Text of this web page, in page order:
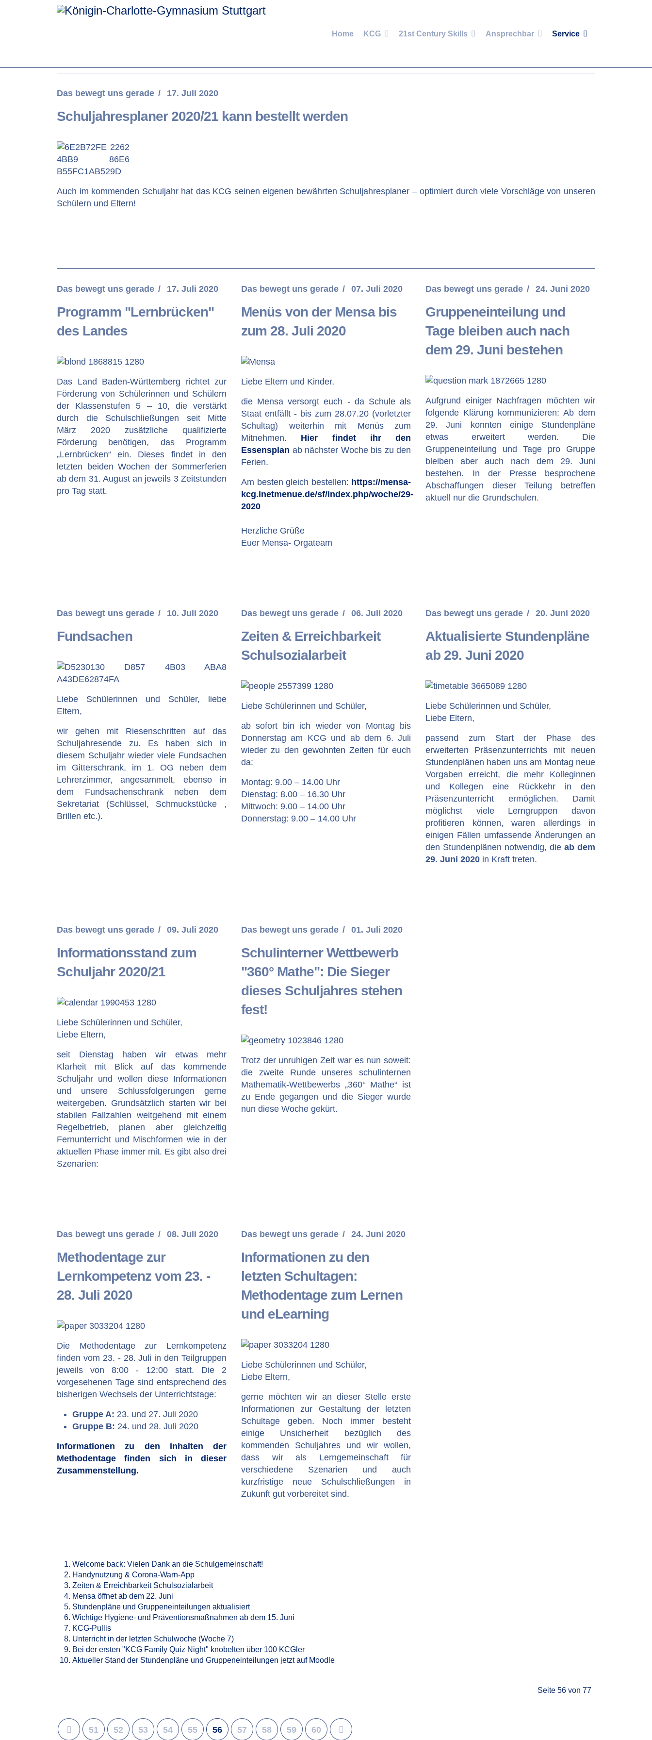
Home KCG 21st Century Skills Ansprechbar Service
Schuljahresplaner 2020/21 kann bestellt werden
Das bewegt uns gerade 17. Juli 2020
Auch im kommenden Schuljahr hat das KCG seinen eigenen bewährten Schuljahresplaner – optimiert durch viele Vorschläge von unseren
Schülern und Eltern!
Programm "Lernbrücken"
des Landes
Das bewegt uns gerade 17. Juli 2020
Das Land Baden-Württemberg richtet zur
Förderung von Schülerinnen und Schülern
der Klassenstufen 5 – 10, die verstärkt
durch die Schulschließungen seit Mitte
März 2020 zusätzliche qualifizierte
Förderung benötigen, das Programm
„Lernbrücken“ ein. Dieses findet in den
letzten beiden Wochen der Sommerferien
ab dem 31. August an jeweils 3 Zeitstunden
pro Tag statt.
Menüs von der Mensa bis
zum 28. Juli 2020
Das bewegt uns gerade 07. Juli 2020
Liebe Eltern und Kinder,
die Mensa versorgt euch - da Schule als
Staat entfällt - bis zum 28.07.20 (vorletzter
Schultag) weiterhin mit Menüs zum
Mitnehmen. Hier findet ihr den
Essensplan ab nächster Woche bis zu den
Ferien.
Am besten gleich bestellen: https://mensa-
kcg.inetmenue.de/sf/index.php/woche/29-
2020
Herzliche Grüße
Euer Mensa- Orgateam
Gruppeneinteilung und
Tage bleiben auch nach
dem 29. Juni bestehen
Das bewegt uns gerade 24. Juni 2020
Aufgrund einiger Nachfragen möchten wir
folgende Klärung kommunizieren: Ab dem
29. Juni konnten einige Stundenpläne
etwas erweitert werden. Die
Gruppeneinteilung und Tage pro Gruppe
bleiben aber auch nach dem 29. Juni
bestehen. In der Presse besprochene
Abschaffungen dieser Teilung betreffen
aktuell nur die Grundschulen.
Fundsachen
Das bewegt uns gerade 10. Juli 2020
Liebe Schülerinnen und Schüler, liebe
Eltern,
wir gehen mit Riesenschritten auf das
Schuljahresende zu. Es haben sich in
diesem Schuljahr wieder viele Fundsachen
im Gitterschrank, im 1. OG neben dem
Lehrerzimmer, angesammelt, ebenso in
dem Fundsachenschrank neben dem
Sekretariat (Schlüssel, Schmuckstücke ,
Brillen etc.).
Zeiten & Erreichbarkeit
Schulsozialarbeit
Das bewegt uns gerade 06. Juli 2020
Liebe Schülerinnen und Schüler,
ab sofort bin ich wieder von Montag bis
Donnerstag am KCG und ab dem 6. Juli
wieder zu den gewohnten Zeiten für euch
da:
Montag: 9.00 – 14.00 Uhr
Dienstag: 8.00 – 16.30 Uhr
Mittwoch: 9.00 – 14.00 Uhr
Donnerstag: 9.00 – 14.00 Uhr
Aktualisierte Stundenpläne
ab 29. Juni 2020
Das bewegt uns gerade 20. Juni 2020
Liebe Schülerinnen und Schüler,
Liebe Eltern,
passend zum Start der Phase des
erweiterten Präsenzunterrichts mit neuen
Stundenplänen haben uns am Montag neue
Vorgaben erreicht, die mehr Kolleginnen
und Kollegen eine Rückkehr in den
Präsenzunterricht ermöglichen. Damit
möglichst viele Lerngruppen davon
profitieren können, waren allerdings in
einigen Fällen umfassende Änderungen an
den Stundenplänen notwendig, die ab dem
29. Juni 2020 in Kraft treten.
Informationsstand zum
Schuljahr 2020/21
Das bewegt uns gerade 09. Juli 2020
Liebe Schülerinnen und Schüler,
Liebe Eltern,
seit Dienstag haben wir etwas mehr
Klarheit mit Blick auf das kommende
Schuljahr und wollen diese Informationen
und unsere Schlussfolgerungen gerne
weitergeben. Grundsätzlich starten wir bei
stabilen Fallzahlen weitgehend mit einem
Regelbetrieb, planen aber gleichzeitig
Fernunterricht und Mischformen wie in der
aktuellen Phase immer mit. Es gibt also drei
Szenarien:
Schulinterner Wettbewerb
"360° Mathe": Die Sieger
dieses Schuljahres stehen
fest!
Das bewegt uns gerade 01. Juli 2020
Trotz der unruhigen Zeit war es nun soweit:
die zweite Runde unseres schulinternen
Mathematik-Wettbewerbs „360° Mathe“ ist
zu Ende gegangen und die Sieger wurde
nun diese Woche gekürt.
Methodentage zur
Lernkompetenz vom 23. -
28. Juli 2020
Das bewegt uns gerade 08. Juli 2020
Die Methodentage zur Lernkompetenz
finden vom 23. - 28. Juli in den Teilgruppen
jeweils von 8:00 - 12:00 statt. Die 2
vorgesehenen Tage sind entsprechend des
bisherigen Wechsels der Unterrichtstage:
Gruppe A: 23. und 27. Juli 2020
Gruppe B: 24. und 28. Juli 2020
Informationen zu den Inhalten der
Methodentage finden sich in dieser
Zusammenstellung.
Informationen zu den
letzten Schultagen:
Methodentage zum Lernen
und eLearning
Das bewegt uns gerade 24. Juni 2020
Liebe Schülerinnen und Schüler,
Liebe Eltern,
gerne möchten wir an dieser Stelle erste
Informationen zur Gestaltung der letzten
Schultage geben. Noch immer besteht
einige Unsicherheit bezüglich des
kommenden Schuljahres und wir wollen,
dass wir als Lerngemeinschaft für
verschiedene Szenarien und auch
kurzfristige neue Schulschließungen in
Zukunft gut vorbereitet sind.
Welcome back: Vielen Dank an die Schulgemeinschaft!
Handynutzung & Corona-Warn-App
Zeiten & Erreichbarkeit Schulsozialarbeit
Mensa öffnet ab dem 22. Juni
Stundenpläne und Gruppeneinteilungen aktualisiert
Wichtige Hygiene- und Präventionsmaßnahmen ab dem 15. Juni
KCG-Pullis
Unterricht in der letzten Schulwoche (Woche 7)
Bei der ersten "KCG Family Quiz Night" knobelten über 100 KCGler
Aktueller Stand der Stundenpläne und Gruppeneinteilungen jetzt auf Moodle
Seite 56 von 77
51 52 53 54 55 56 57 58 59 60